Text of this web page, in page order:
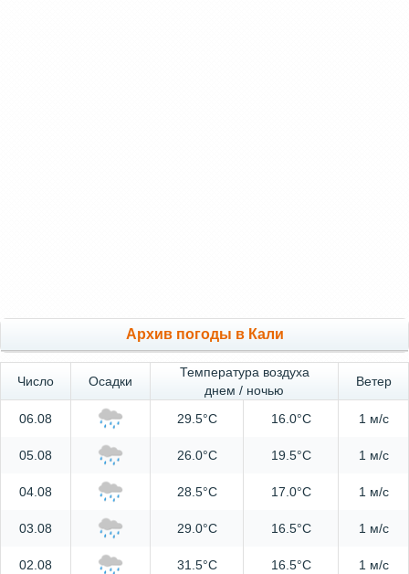
Архив погоды в Кали
Число Осадки
Температура воздуха
днем / ночью
Ветер
06.08 29.5°C 16.0°C 1 м/с
05.08 26.0°C 19.5°C 1 м/с
04.08 28.5°C 17.0°C 1 м/с
03.08 29.0°C 16.5°C 1 м/с
02.08 31.5°C 16.5°C 1 м/с